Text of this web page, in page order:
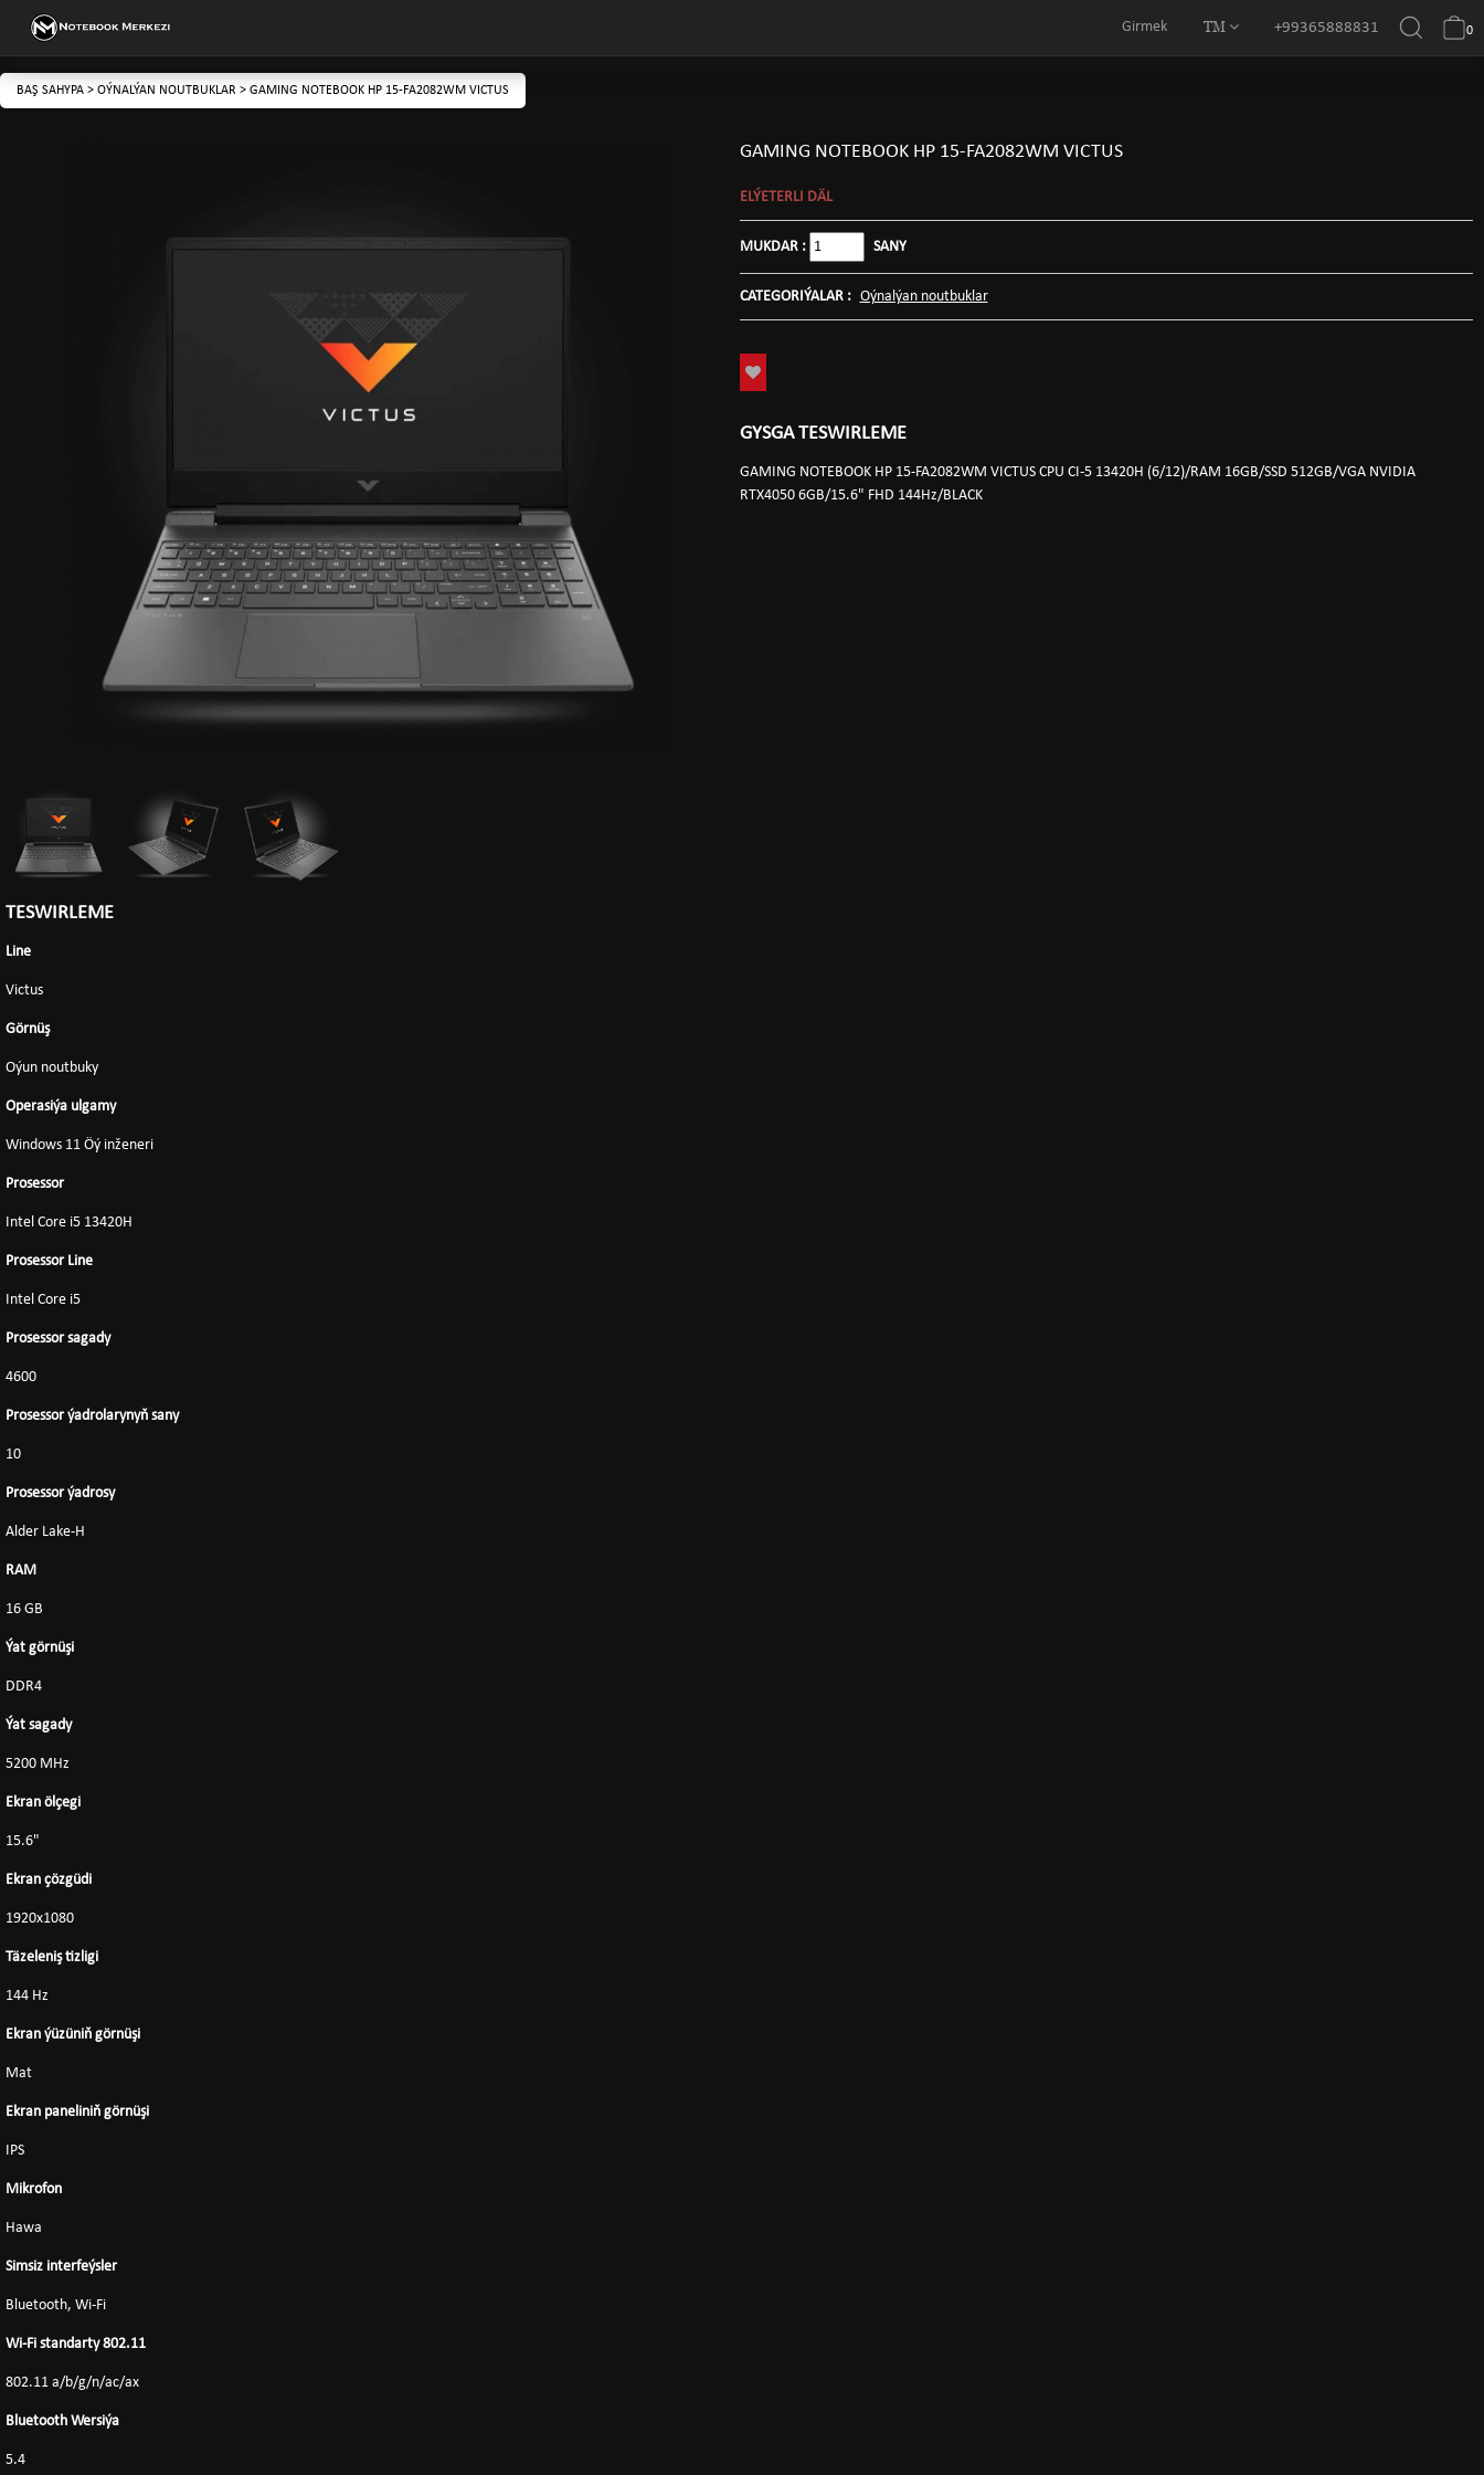
Girmek TM +99365888831 0
BAŞ SAHYPA > OÝNALÝAN NOUTBUKLAR > GAMING NOTEBOOK HP 15-FA2082WM VICTUS
GAMING NOTEBOOK HP 15-FA2082WM VICTUS
ELÝETERLI DÄL
MUKDAR : SANY
CATEGORIÝALAR : Oýnalýan noutbuklar
GYSGA TESWIRLEME
GAMING NOTEBOOK HP 15-FA2082WM VICTUS CPU CI-5 13420H (6/12)/RAM 16GB/SSD 512GB/VGA NVIDIA
RTX4050 6GB/15.6" FHD 144Hz/BLACK
TESWIRLEME
Line
Victus
Görnüş
Oýun noutbuky
Operasiýa ulgamy
Windows 11 Öý inženeri
Prosessor
Intel Core i5 13420H
Prosessor Line
Intel Core i5
Prosessor sagady
4600
Prosessor ýadrolarynyň sany
10
Prosessor ýadrosy
Alder Lake-H
RAM
16 GB
Ýat görnüşi
DDR4
Ýat sagady
5200 MHz
Ekran ölçegi
15.6"
Ekran çözgüdi
1920x1080
Täzeleniş tizligi
144 Hz
Ekran ýüzüniň görnüşi
Mat
Ekran paneliniň görnüşi
IPS
Mikrofon
Hawa
Simsiz interfeýsler
Bluetooth, Wi-Fi
Wi-Fi standarty 802.11
802.11 a/b/g/n/ac/ax
Bluetooth Wersiýa
5.4